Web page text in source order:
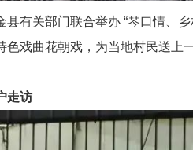
县有关部门联合举办 “琴口情、
色戏曲花朝戏，为当地村民送上
走访